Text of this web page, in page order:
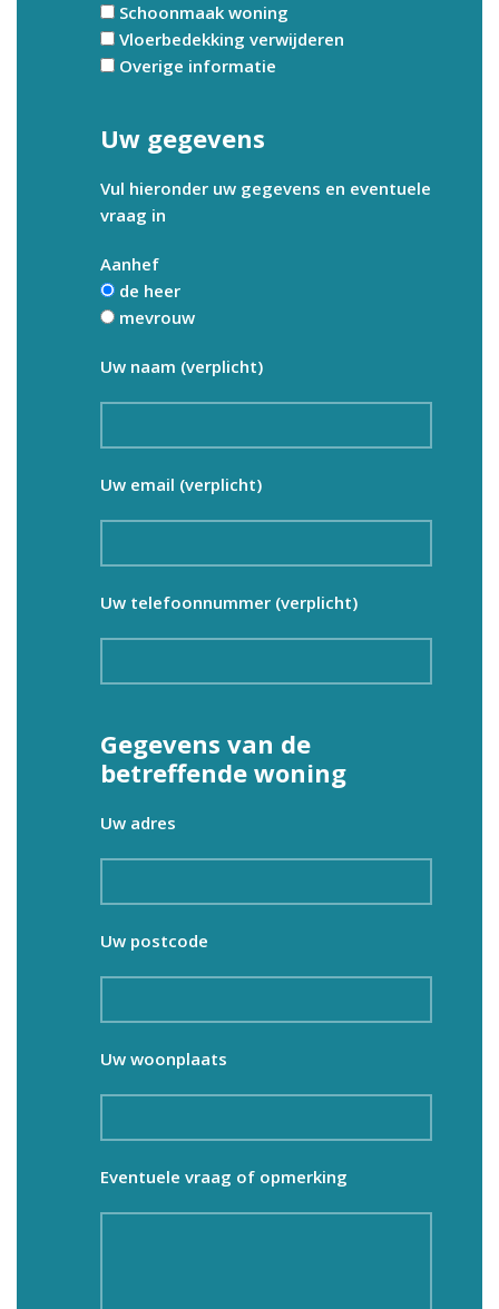
Schoonmaak woning
Vloerbedekking verwijderen
Overige informatie
Uw gegevens
Vul hieronder uw gegevens en eventuele
vraag in
Aanhef
de heer
mevrouw
Uw naam (verplicht)
Uw email (verplicht)
Uw telefoonnummer (verplicht)
Gegevens van de
betreffende woning
Uw adres
Uw postcode
Uw woonplaats
Eventuele vraag of opmerking